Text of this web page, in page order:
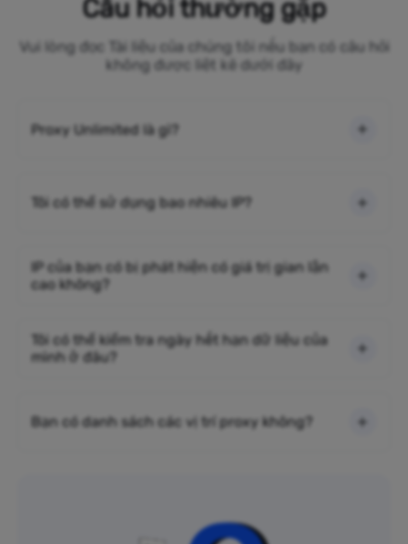
Câu hỏi thường gặp
Vui lòng đọc Tài liệu của chúng tôi nếu bạn có câu hỏi
không được liệt kê dưới đây
Proxy Unlimited là gì?
Tôi có thể sử dụng bao nhiêu IP?
IP của bạn có bị phát hiện có giá trị gian lận
cao không?
Tôi có thể kiểm tra ngày hết hạn dữ liệu của
mình ở đâu?
Bạn có danh sách các vị trí proxy không?